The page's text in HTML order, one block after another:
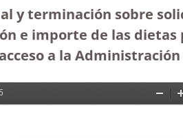
y terminación sobre
e importe de las
a la